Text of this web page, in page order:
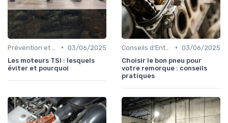
• 03/06/2025
Les moteurs TSI : lesquels
éviter et pourquoi
• 03/06/2025
Choisir le bon pneu pour
votre remorque : conseils
pratiques